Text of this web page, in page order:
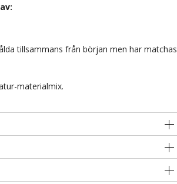
tillsammans från början men har matchas
materialmix.